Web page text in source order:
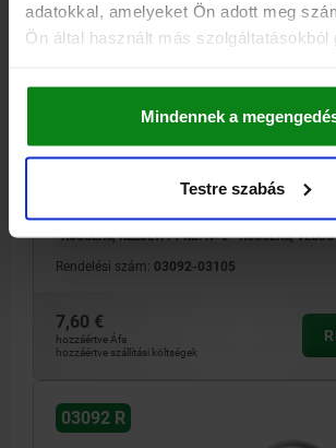
adatokkal, amelyeket Ön adott meg
Ön által használt más szolgáltatásokból
Mindennek a
Testre szabás
D1=M10X1, D=5, ALAK:R, NEMESACÉL
ALAPTEST ANYAGA=NEMESACÉL
MENET=M10X1 HOSSZ=52 ALAK=R
ELLENANYA=ELLENANYA NÉLKÜL
ALAPTEST
RUGÓERŐ, KEZDETI F1 KB. N=5 RUGÓERŐ,
Rendelési szám: 03092-03105
7,60 €
hozzáértve Áfa
hozzáértve szállítási költségek
03092 R